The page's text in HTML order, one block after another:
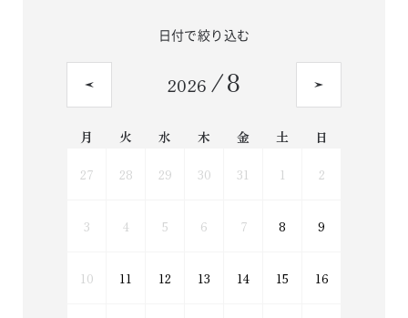
日付で絞り込む
2026 /8
月 火 水 木 金 土 日
27 28 29 30 31 1 2
3 4 5 6 7 8 9
10 11 12 13 14 15 16